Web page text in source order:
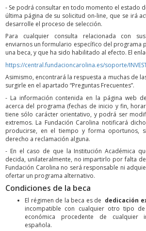
- Se podrá consultar en todo momento el estado
última página de su solicitud on-line, que se irá
desarrolle el proceso de selección.
Para cualquier consulta relacionada con
enviarnos un formulario específico del programa
una beca, y que ha sido habilitado al efecto. El
https://central.fundacioncarolina.es/soporte/
Asimismo, encontrará la respuesta a muchas de
surgirle en el apartado “Preguntas Frecuentes”.
- La información contenida en la página web
acerca del programa (fechas de inicio y fin,
tiene sólo carácter orientativo, y podrá ser
extremos. La Fundación Carolina notificará
producirse, en el tiempo y forma oportunos,
derecho a reclamación alguna.
- En el caso de que la Institución Académica
decida, unilateralmente, no impartirlo por falta
Fundación Carolina no será responsable ni
ofertar un programa alternativo.
Condiciones de la beca
El régimen de la beca es de dedicación
incompatible con cualquier otro tipo
económica procedente de cualquier
española.